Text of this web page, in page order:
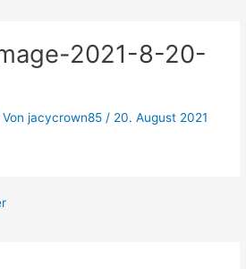
2021-8-20-
Vonjacycrown85 / 20. August 2021